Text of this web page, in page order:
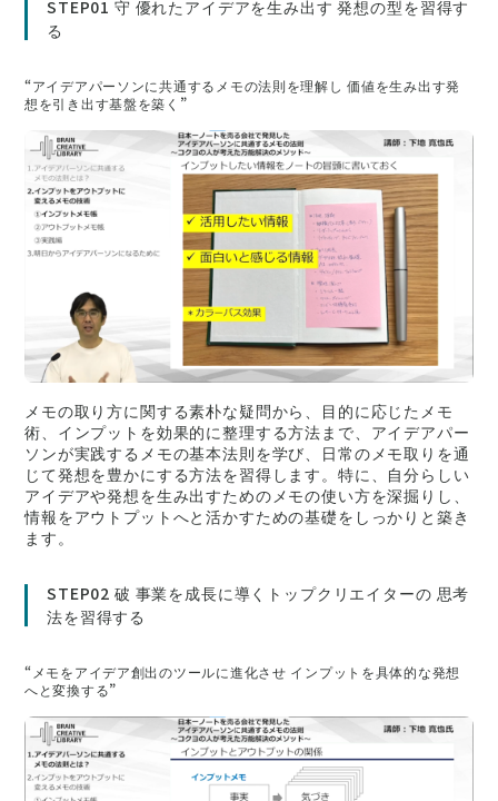
務に従事。未来の働き方を研究するワークスタイル研究所
の所長、ファニチャー事業部の企画・販促・提案を統括す
レートコミュニケーション室室長としてコクヨグループの
時に新しい働き方を模索して複業ワーカー（エスケイブレ
イン代表）としてのビジネススキルに関するセミナーや講
演、YouTube動画配信などの活動も積極的に行ってい
る。
STEP01 守 優れたアイデアを生み出す 発想の型を習得す
る
“アイデアパーソンに共通するメモの法則を理解し 価値を生み出す発
想を引き出す基盤を築く”
メモの取り方に関する素朴な疑問から、目的に応じたメモ
術、インプットを効果的に整理する方法まで、アイデアパー
ソンが実践するメモの基本法則を学び、日常のメモ取りを通
じて発想を豊かにする方法を習得します。特に、自分らしい
アイデアや発想を生み出すためのメモの使い方を深掘りし、
情報をアウトプットへと活かすための基礎をしっかりと築き
ます。
STEP02 破 事業を成長に導くトップクリエイターの 思考
法を習得する
“メモをアイデア創出のツールに進化させ インプットを具体的な発想
へと変換する”